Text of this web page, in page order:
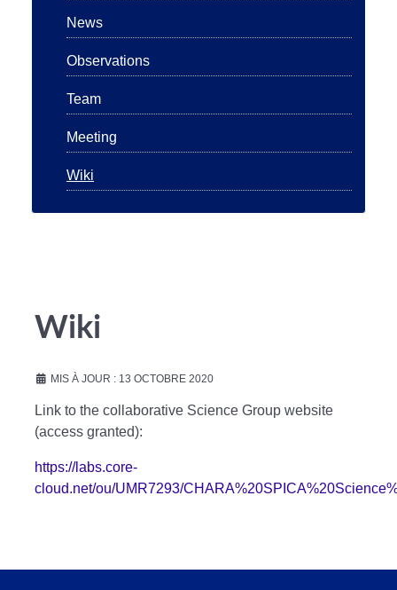
News
Observations
Team
Meeting
Wiki
Wiki
MIS À JOUR : 13 OCTOBRE 2020
Link to the collaborative Science Group website
(access granted):
https://labs.core-
cloud.net/ou/UMR7293/